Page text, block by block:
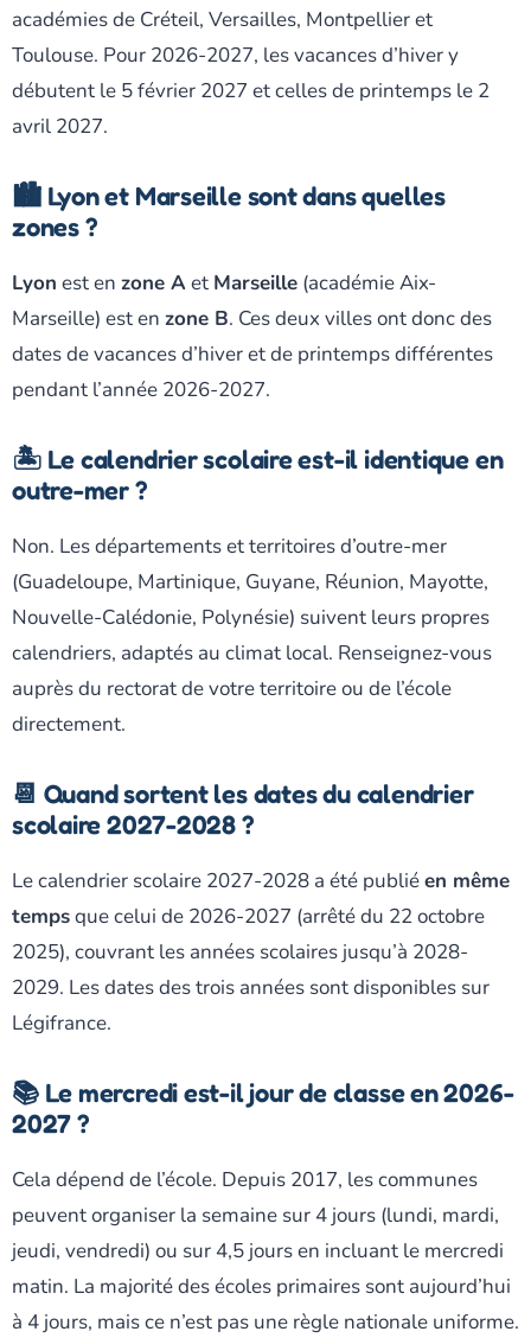
académies de Créteil, Versailles, Montpellier et
Toulouse. Pour 2026-2027, les vacances d’hiver y
débutent le 5 février 2027 et celles de printemps le 2
avril 2027.
🏙️ Lyon et Marseille sont dans quelles
zones ?
Lyon est en zone Aet Marseille (académie Aix-
Marseille) est en zone B. Ces deux villes ont donc des
dates de vacances d’hiver et de printemps différentes
pendant l’année 2026-2027.
🏝️ Le calendrier scolaire est-il identique en
outre-mer ?
Non. Les départements et territoires d’outre-mer
(Guadeloupe, Martinique, Guyane, Réunion, Mayotte,
Nouvelle-Calédonie, Polynésie) suivent leurs propres
calendriers, adaptés au climat local. Renseignez-vous
auprès du rectorat de votre territoire ou de l’école
directement.
📆 Quand sortent les dates du calendrier
scolaire 2027-2028 ?
Le calendrier scolaire 2027-2028 a été publiéen même
tempsque celui de 2026-2027 (arrêté du 22 octobre
2025), couvrant les années scolaires jusqu’à 2028-
2029. Les dates des trois années sont disponibles sur
Légifrance.
📚 Le mercredi est-il jour de classe en 2026-
2027 ?
Cela dépend de l’école. Depuis 2017, les communes
peuvent organiser la semaine sur 4 jours (lundi, mardi,
jeudi, vendredi) ou sur 4,5 jours en incluant le mercredi
matin. La majorité des écoles primaires sont aujourd’hui
à 4 jours, mais ce n’est pas une règle nationale uniforme.